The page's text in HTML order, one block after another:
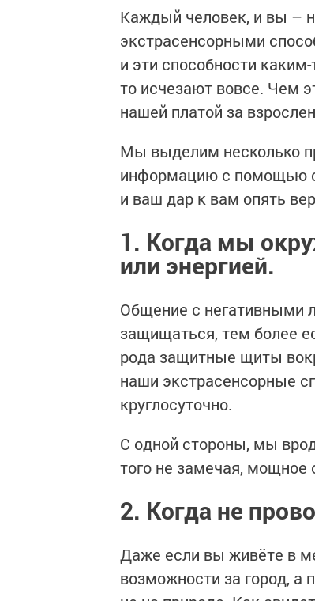
Каждый человек, и вы –
экстрасенсорными
и эти способности
то исчезают вовсе. Чем
нашей платой за
Мы выделим несколько
информацию с помощью
и ваш дар к вам опять
1. Когда мы
или энергией.
Общение с негативными
защищаться, тем более
рода защитные щиты
наши экстрасенсорные
круглосуточно.
С одной стороны, мы
того не замечая, мощное
2. Когда не
Даже если вы живёте в
возможности за город, а